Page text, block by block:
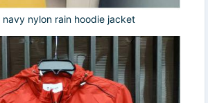
navy nylon rain hoodie jacket